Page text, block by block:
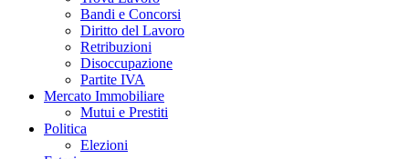
Bandi e Concorsi
Diritto del Lavoro
Retribuzioni
Disoccupazione
Partite IVA
Mercato Immobiliare
Mutui e Prestiti
Politica
Elezioni